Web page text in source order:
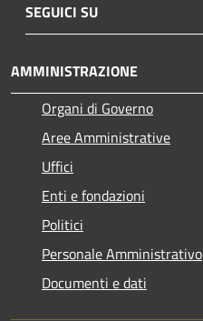
SEGUICI SU
AMMINISTRAZIONE
Organi di Governo
Aree Amministrative
Uffici
Enti e fondazioni
Politici
Personale Amministrativo
Documenti e dati